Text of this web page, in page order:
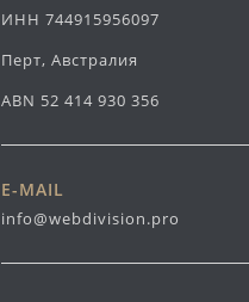
ИНН 744915956097
Перт, Австралия
ABN 52 414 930 356
E-MAIL
info@webdivision.pro